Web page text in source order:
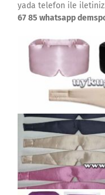
yada telefon ile
67 85 whatsapp